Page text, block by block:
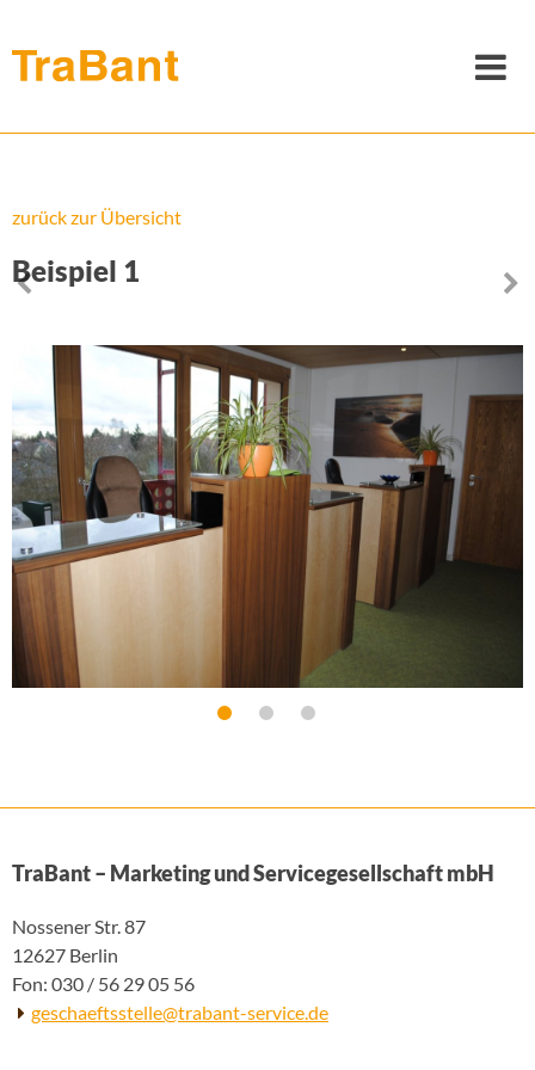
Über uns
Tischlerei
Unsere Leistungen
Reinigung
Haushandwerk
Grünfläche
Jobangebote
Kontakt
Instagram
zurück zur Übersicht
Beispiel 1
TraBant – Marketing und Servicegesellschaft mbH
Nossener Str. 87
12627 Berlin
Fon: 030 / 56 29 05 56
geschaeftsstelle@trabant-service.de